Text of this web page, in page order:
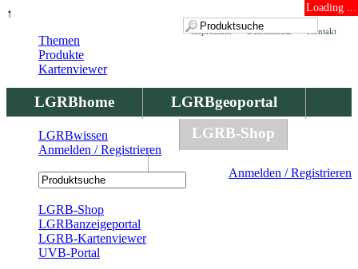
↑ Loading ...
Kontakt
Datenschutz
Impressum
LGRBhome
LGRBgeoportal
LGRBbohrungen
LGRB-Shop
Anmelden / Registrieren
Themen
Produkte
Kartenviewer
LGRBwissen
Anmelden / Registrieren
LGRB-Shop
LGRBanzeigeportal
LGRB-Kartenviewer
UVB-Portal